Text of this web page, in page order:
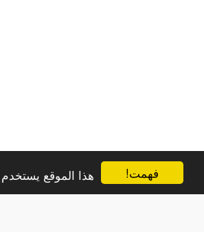
فهمت! هذا الموقع